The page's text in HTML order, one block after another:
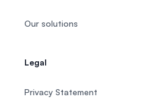
Our solutions
Legal
Privacy Statement